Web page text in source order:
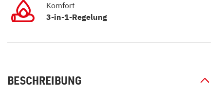
Komfort
3-in-1-Regelung
BESCHREIBUNG